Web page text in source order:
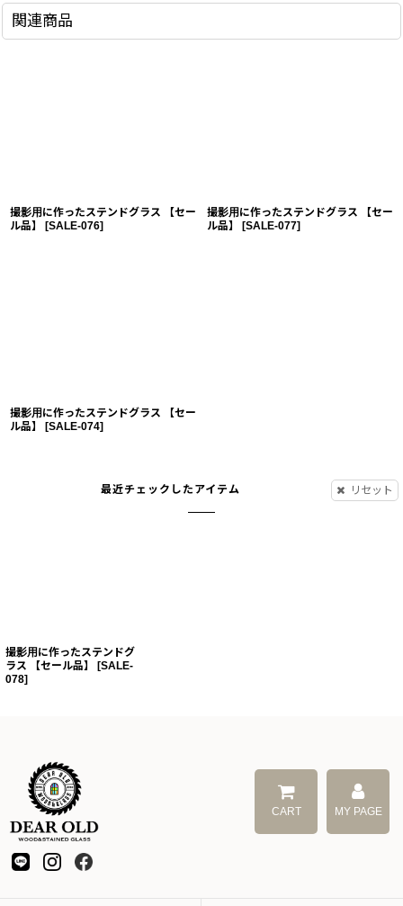
関連商品
撮影用に作ったステンドグラス 【セー
ル品】
[SALE-076]
撮影用に作ったステンドグラス 【セー
ル品】
[SALE-077]
撮影用に作ったステンドグラス 【セー
ル品】
[SALE-074]
最近チェックしたアイテム リセット
撮影用に作ったステンドグ
ラス 【セール品】
[SALE-
078]
CART MY PAGE